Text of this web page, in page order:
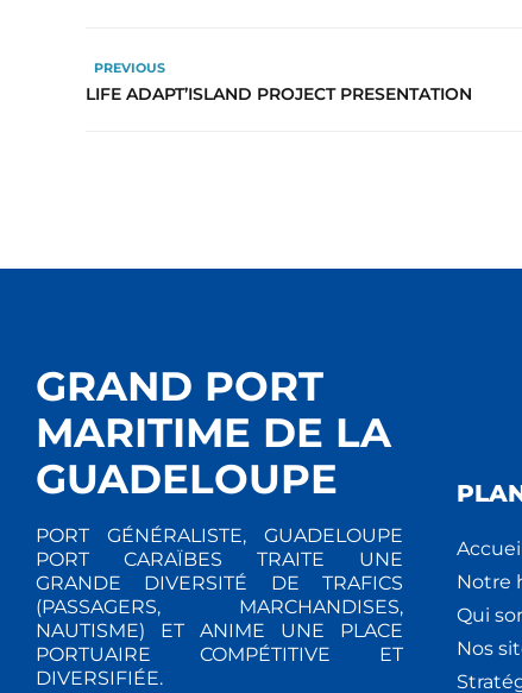
PREVIOUS
LIFE ADAPT’ISLAND PROJECT PRESENTATION
GRAND PORT
MARITIME DE LA
GUADELOUPE
PORT GÉNÉRALISTE, GUADELOUPE
PORT CARAÏBES TRAITE UNE
GRANDE DIVERSITÉ DE TRAFICS
(PASSAGERS, MARCHANDISES,
NAUTISME) ET ANIME UNE PLACE
PORTUAIRE COMPÉTITIVE ET
DIVERSIFIÉE.
Notre
Qui
Nos